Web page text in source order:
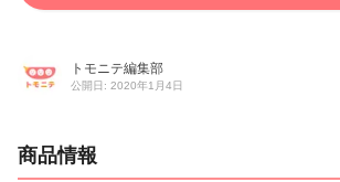
トモニテ編集部
公開日: 2020年1月4日
商品情報